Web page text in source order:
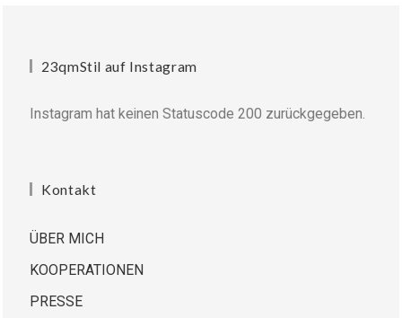
23qmStil auf Instagram
Instagram hat keinen Statuscode 200 zurückgegeben.
Kontakt
ÜBER MICH
KOOPERATIONEN
PRESSE